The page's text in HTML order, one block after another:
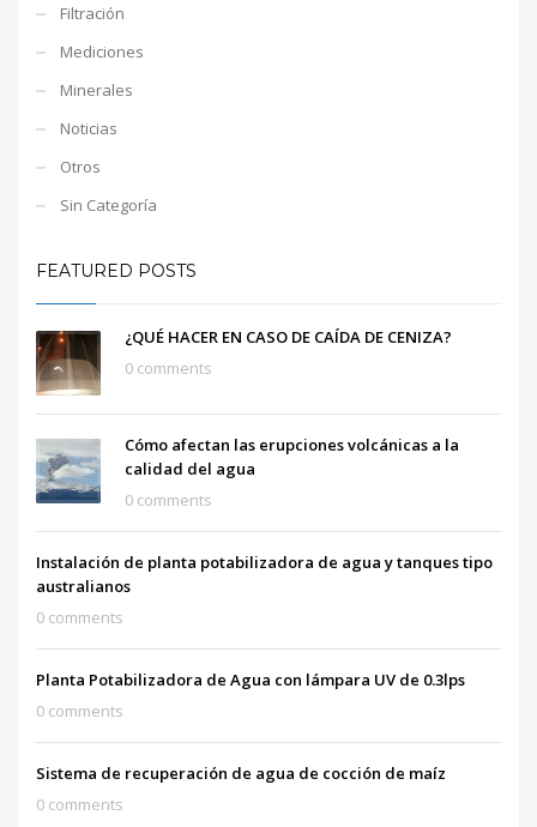
Filtración
Mediciones
Minerales
Noticias
Otros
Sin Categoría
FEATURED POSTS
¿QUÉ HACER EN CASO DE CAÍDA DE CENIZA?
0 comments
Cómo afectan las erupciones volcánicas a la
calidad del agua
0 comments
Instalación de planta potabilizadora de agua y tanques tipo
australianos
0 comments
Planta Potabilizadora de Agua con lámpara UV de 0.3lps
0 comments
Sistema de recuperación de agua de cocción de maíz
0 comments